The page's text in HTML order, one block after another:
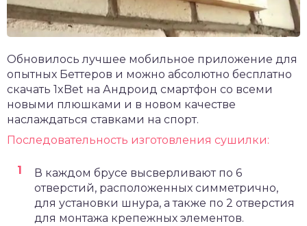
Обновилось лучшее мобильное приложение для
опытных Беттеров и можно абсолютно бесплатно
скачать 1xBet на Андроид смартфон со всеми
новыми плюшками и в новом качестве
наслаждаться ставками на спорт.
Последовательность изготовления сушилки:
В каждом брусе высверливают по 6
отверстий, расположенных симметрично,
для установки шнура, а также по 2 отверстия
для монтажа крепежных элементов.